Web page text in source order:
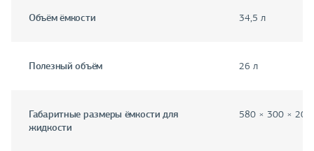
Объём ёмкости 34,5 л
Полезный объём 26 л
Габаритные размеры ёмкости для
жидкости
580 × 300 ×